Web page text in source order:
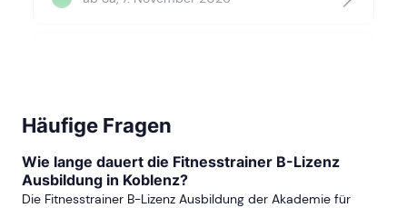
ab Sa, 17. April 2027
ab Sa, 29. Mai 2027
Häufige Fragen
Wie lange dauert die Fitnesstrainer B-Lizenz
Ausbildung in Koblenz?
Die Fitnesstrainer B-Lizenz Ausbildung der Akademie für